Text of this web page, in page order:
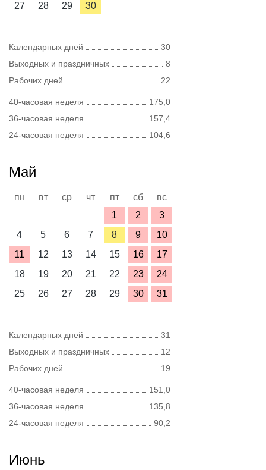
27
28 29 30
Календарных дней
30
Выходных и праздничных
8
Рабочих дней
22
40-часовая неделя
175,0
36-часовая неделя
157,4
24-часовая неделя
104,6
Май
пн вт ср чт пт сб
вс
1
2
3
4
5 6 7 8 9
10
11
12 13 14 15 16
17
18
19 20 21 22 23
24
25
26 27 28 29 30 31
Календарных дней
31
Выходных и праздничных
12
Рабочих дней
19
40-часовая неделя
151,0
36-часовая неделя
135,8
24-часовая неделя
90,2
Июнь